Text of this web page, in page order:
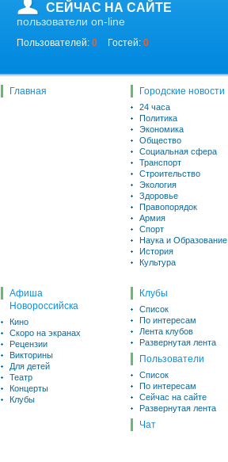
СЕЙЧАС НА САЙТЕ
пользователи on-line
Пользователей: 0 Гостей: 0
Главная Городские новости
24 часа
Политика
Экономика
Общество
Социальная сфера
Транспорт
Строительство
Экология
Здоровье
Правопорядок
Армия
Спорт
Наука и Образование
История
Культура
Афиша
Новороссийска
Кино
Скоро на экранах
Рецензии
Викторины
Для детей
Театр
Концерты
Клубы
Клубы
Список
По интересам
Лента клубов
Развернутая лента
Пользователи
Список
По интересам
Сейчас на сайте
Развернутая лента
Чат